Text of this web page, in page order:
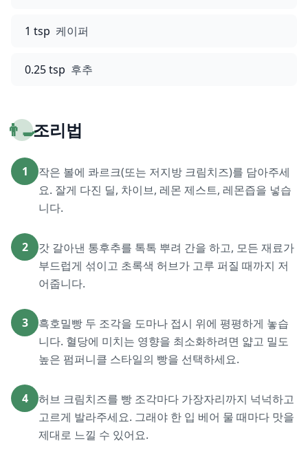
1 tsp 케이퍼
0.25 tsp 후추
👨‍🍳조리법
1
작은 볼에 콰르크(또는 저지방 크림치즈)를 담아주세
요. 잘게 다진 딜, 차이브, 레몬 제스트, 레몬즙을 넣습
니다.
2
갓 갈아낸 통후추를 톡톡 뿌려 간을 하고, 모든 재료가
부드럽게 섞이고 초록색 허브가 고루 퍼질 때까지 저
어줍니다.
3
흑호밀빵 두 조각을 도마나 접시 위에 평평하게 놓습
니다. 혈당에 미치는 영향을 최소화하려면 얇고 밀도
높은 펌퍼니클 스타일의 빵을 선택하세요.
4
허브 크림치즈를 빵 조각마다 가장자리까지 넉넉하고
고르게 발라주세요. 그래야 한 입 베어 물 때마다 맛을
제대로 느낄 수 있어요.